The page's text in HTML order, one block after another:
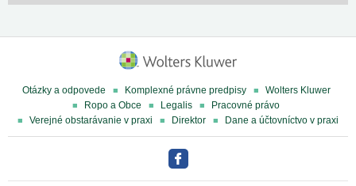
Otázky a odpovede Komplexné právne predpisy
Wolters Kluwer
Ropo a Obce
Legalis
Pracovné právo
Verejné obstarávanie v praxi
Direktor Dane a účtovníctvo v praxi